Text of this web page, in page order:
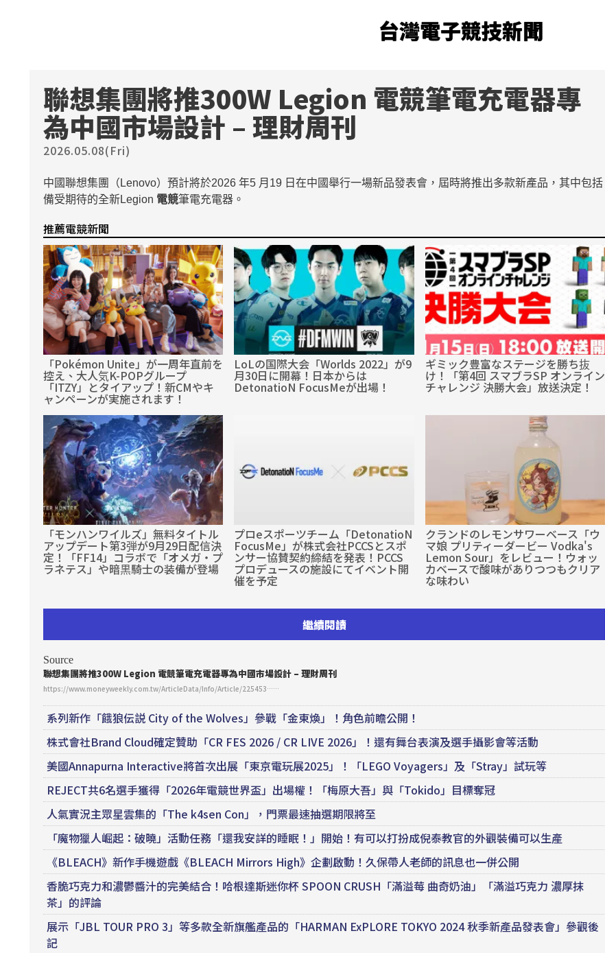
台灣電子競技新聞
聯想集團將推300W Legion 電競筆電充電器專
為中國市場設計 – 理財周刊
2026.05.08(Fri)
中國聯想集團（Lenovo）預計將於2026 年5 月19 日在中國舉行一場新品發表會，屆時將推出多款新產品，其中包括
備受期待的全新Legion 電競筆電充電器。
推薦電競新聞
「Pokémon Unite」が一周年直前を
控え、大人気K-POPグループ
「ITZY」とタイアップ！新CMやキ
ャンペーンが実施されます！
LoLの国際大会「Worlds 2022」が9
月30日に開幕！日本からは
DetonatioN FocusMeが出場！
ギミック豊富なステージを勝ち抜
け！「第4回 スマブラSP オンライン
チャレンジ 決勝大会」放送決定！
「モンハンワイルズ」無料タイトル
アップデート第3弾が9月29日配信決
定！「FF14」コラボで「オメガ・プ
ラネテス」や暗黒騎士の装備が登場
プロeスポーツチーム「DetonatioN
FocusMe」が株式会社PCCSとスポ
ンサー協賛契約締結を発表！PCCS
プロデュースの施設にてイベント開
催を予定
クランドのレモンサワーベース「ウ
マ娘 プリティーダービー Vodka's
Lemon Sour」をレビュー！ウォッ
カベースで酸味がありつつもクリア
な味わい
繼續閱讀
Source
聯想集團將推300W Legion 電競筆電充電器專為中國市場設計 – 理財周刊
https://www.moneyweekly.com.tw/ArticleData/Info/Article/225453……
系列新作「餓狼伝説 City of the Wolves」參戰「金東煥」！角色前瞻公開！
株式會社Brand Cloud確定贊助「CR FES 2026 / CR LIVE 2026」！還有舞台表演及選手攝影會等活動
美國Annapurna Interactive將首次出展「東京電玩展2025」！「LEGO Voyagers」及「Stray」試玩等
REJECT共6名選手獲得「2026年電競世界盃」出場權！「梅原大吾」與「Tokido」目標奪冠
人氣實況主眾星雲集的「The k4sen Con」，門票最速抽選期限將至
「魔物獵人崛起：破曉」活動任務「還我安詳的睡眠！」開始！有可以打扮成倪泰教官的外觀裝備可以生產
《BLEACH》新作手機遊戲《BLEACH Mirrors High》企劃啟動！久保帶人老師的訊息也一併公開
香脆巧克力和濃鬱醬汁的完美結合！哈根達斯迷你杯 SPOON CRUSH「滿溢莓 曲奇奶油」「滿溢巧克力 濃厚抹
茶」的評論
展示「JBL TOUR PRO 3」等多款全新旗艦產品的「HARMAN ExPLORE TOKYO 2024 秋季新產品發表會」參觀後
記